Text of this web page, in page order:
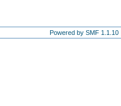
Powered by SMF 1.1.10